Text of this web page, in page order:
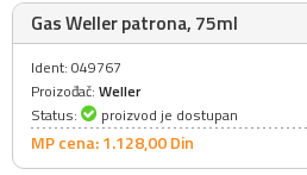
Gas Weller patrona, 75ml
Ident: 049767
Proizođač: Weller
Status:
proizvod je dostupan
MP cena: 1.128,00Din